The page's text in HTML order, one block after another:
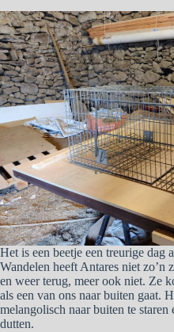
Het is een beetje een treurige dag
Wandelen heeft Antares niet zo’n
en weer terug, meer ook niet. Ze
als een van ons naar buiten gaat.
melangolisch naar buiten te
dutten.